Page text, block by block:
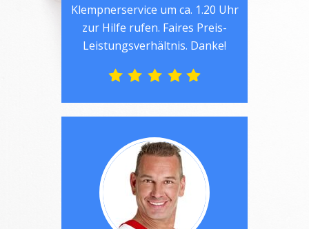
Klempnerservice um ca. 1.20 Uhr
zur Hilfe rufen. Faires Preis-
Leistungsverhältnis. Danke!